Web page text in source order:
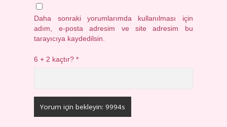
Daha sonraki yorumlarımda kullanılması için
adım, e-posta adresim ve site adresim bu
tarayıcıya kaydedilsin.
6 + 2 kaçtır?*